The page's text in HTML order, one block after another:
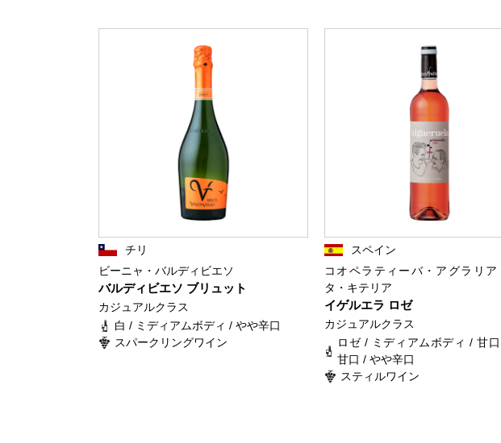
チリ
ビーニャ・バルディビエソ
バルディビエソ ブリュット
カジュアルクラス
白 / ミディアムボディ / やや辛口
スパークリングワイン
スペイン
コオペラティーバ・アグラリア
タ・キテリア
イゲルエラ ロゼ
カジュアルクラス
ロゼ / ミディアムボディ / 甘
甘口 / やや辛口
スティルワイン